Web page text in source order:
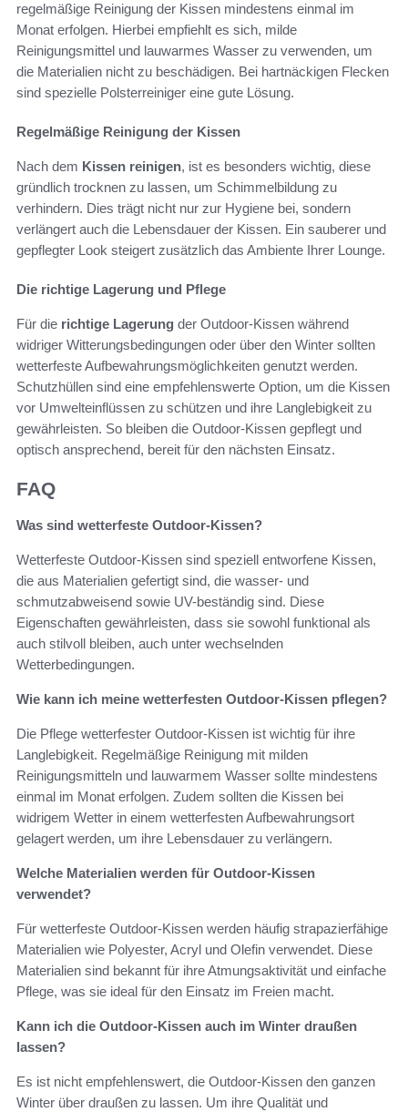
regelmäßige Reinigung der Kissen mindestens einmal im
Monat erfolgen. Hierbei empfiehlt es sich, milde
Reinigungsmittel und lauwarmes Wasser zu verwenden, um
die Materialien nicht zu beschädigen. Bei hartnäckigen Flecken
sind spezielle Polsterreiniger eine gute Lösung.
Regelmäßige Reinigung der Kissen
Nach dem Kissen reinigen, ist es besonders wichtig, diese
gründlich trocknen zu lassen, um Schimmelbildung zu
verhindern. Dies trägt nicht nur zur Hygiene bei, sondern
verlängert auch die Lebensdauer der Kissen. Ein sauberer und
gepflegter Look steigert zusätzlich das Ambiente Ihrer Lounge.
Die richtige Lagerung und Pflege
Für die richtige Lagerung der Outdoor-Kissen während
widriger Witterungsbedingungen oder über den Winter sollten
wetterfeste Aufbewahrungsmöglichkeiten genutzt werden.
Schutzhüllen sind eine empfehlenswerte Option, um die Kissen
vor Umwelteinflüssen zu schützen und ihre Langlebigkeit zu
gewährleisten. So bleiben die Outdoor-Kissen gepflegt und
optisch ansprechend, bereit für den nächsten Einsatz.
FAQ
Was sind wetterfeste Outdoor-Kissen?
Wetterfeste Outdoor-Kissen sind speziell entworfene Kissen,
die aus Materialien gefertigt sind, die wasser- und
schmutzabweisend sowie UV-beständig sind. Diese
Eigenschaften gewährleisten, dass sie sowohl funktional als
auch stilvoll bleiben, auch unter wechselnden
Wetterbedingungen.
Wie kann ich meine wetterfesten Outdoor-Kissen pflegen?
Die Pflege wetterfester Outdoor-Kissen ist wichtig für ihre
Langlebigkeit. Regelmäßige Reinigung mit milden
Reinigungsmitteln und lauwarmem Wasser sollte mindestens
einmal im Monat erfolgen. Zudem sollten die Kissen bei
widrigem Wetter in einem wetterfesten Aufbewahrungsort
gelagert werden, um ihre Lebensdauer zu verlängern.
Welche Materialien werden für Outdoor-Kissen
verwendet?
Für wetterfeste Outdoor-Kissen werden häufig strapazierfähige
Materialien wie Polyester, Acryl und Olefin verwendet. Diese
Materialien sind bekannt für ihre Atmungsaktivität und einfache
Pflege, was sie ideal für den Einsatz im Freien macht.
Kann ich die Outdoor-Kissen auch im Winter draußen
lassen?
Es ist nicht empfehlenswert, die Outdoor-Kissen den ganzen
Winter über draußen zu lassen. Um ihre Qualität und